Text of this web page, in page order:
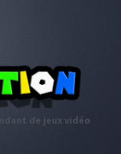
de jeux vidéo